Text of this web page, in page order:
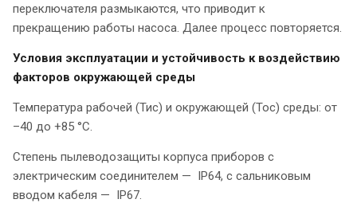
переключателя размыкаются, что приводит к
прекращению работы насоса. Далее процесс повторяется.
Условия эксплуатации и устойчивость к воздействию
факторов окружающей среды
Температура рабочей (Тис) и окружающей (Тос) среды: от
–40 до +85 °С.
Степень пылеводозащиты корпуса приборов с
электрическим соединителем — IP64, с сальниковым
вводом кабеля — IP67.